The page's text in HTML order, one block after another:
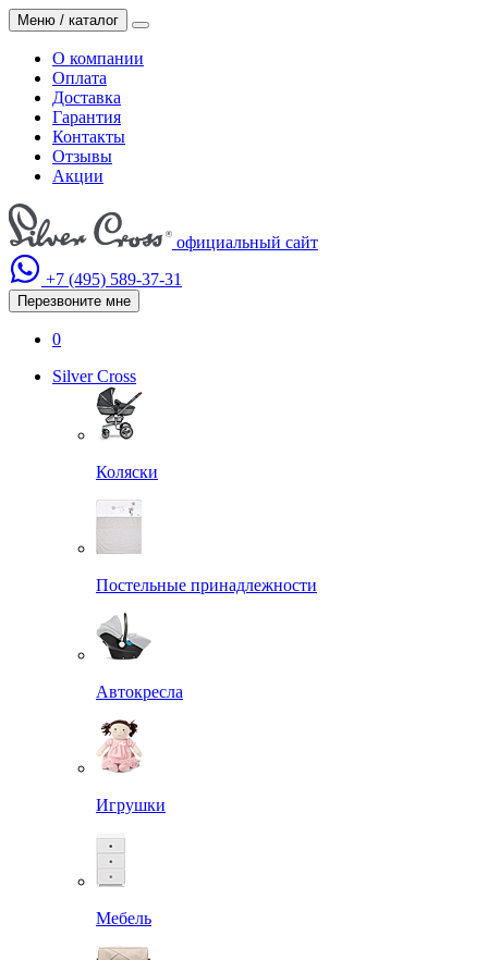
Меню / каталог
О компании
Оплата
Доставка
Гарантия
Контакты
Отзывы
Акции
официальный сайт
+7 (495) 589-37-31
Перезвоните мне
0
Silver Cross
Коляски
Постельные принадлежности
Автокресла
Игрушки
Мебель